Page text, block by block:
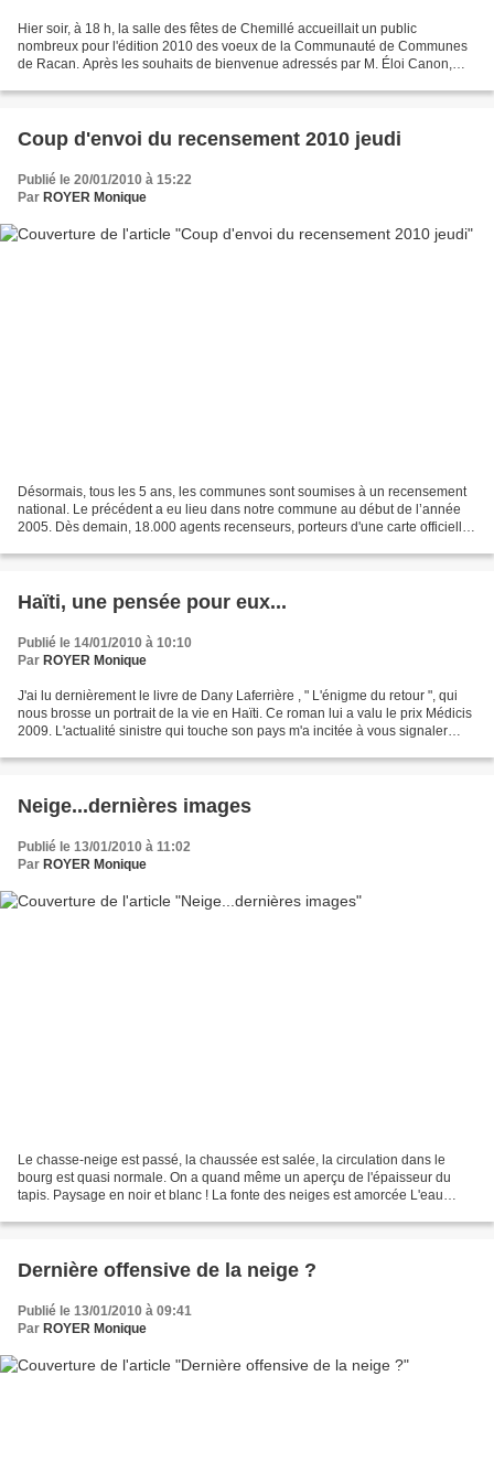
Hier soir, à 18 h, la salle des fêtes de Chemillé accueillait un public
nombreux pour l'édition 2010 des voeux de la Communauté de Communes
de Racan. Après les souhaits de bienvenue adressés par M. Éloi Canon,
Coup d'envoi du recensement 2010 jeudi
Publié le 20/01/2010 à 15:22
Par ROYER Monique
Désormais, tous les 5 ans, les communes sont soumises à un recensement
national. Le précédent a eu lieu dans notre commune au début de l’année
2005. Dès demain, 18.000 agents recenseurs, porteurs d'une carte officielle
Haïti, une pensée pour eux...
Publié le 14/01/2010 à 10:10
Par ROYER Monique
J'ai lu dernièrement le livre de Dany Laferrière , " L'énigme du retour ", qui
nous brosse un portrait de la vie en Haïti. Ce roman lui a valu le prix Médicis
2009. L'actualité sinistre qui touche son pays m'a incitée à vous signaler
Neige...dernières images
Publié le 13/01/2010 à 11:02
Par ROYER Monique
Le chasse-neige est passé, la chaussée est salée, la circulation dans le
bourg est quasi normale. On a quand même un aperçu de l'épaisseur du
tapis. Paysage en noir et blanc ! La fonte des neiges est amorcée L'eau
Dernière offensive de la neige ?
Publié le 13/01/2010 à 09:41
Par ROYER Monique